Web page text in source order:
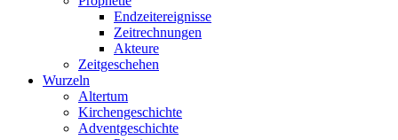
Endzeitereignisse
Zeitrechnungen
Akteure
Zeitgeschehen
Wurzeln
Altertum
Kirchengeschichte
Adventgeschichte